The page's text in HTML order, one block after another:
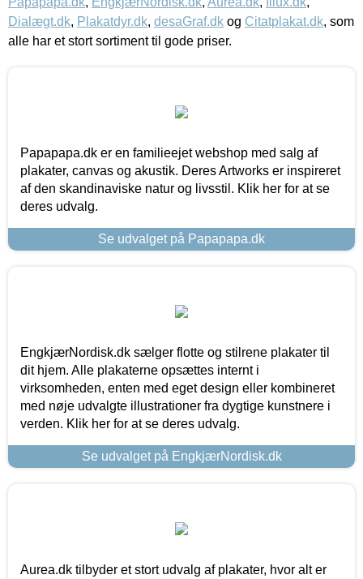
Dialægt.dk, Plakatdyr.dk, desaGraf.dk og Citatplakat.dk, som
alle har et stort sortiment til gode priser.
Papapapa.dk er en familieejet webshop med salg af
plakater, canvas og akustik. Deres Artworks er inspireret
af den skandinaviske natur og livsstil. Klik her for at se
deres udvalg.
Se udvalget på Papapapa.dk
EngkjærNordisk.dk sælger flotte og stilrene plakater til
dit hjem. Alle plakaterne opsættes internt i
virksomheden, enten med eget design eller kombineret
med nøje udvalgte illustrationer fra dygtige kunstnere i
verden. Klik her for at se deres udvalg.
Se udvalget på EngkjærNordisk.dk
Aurea.dk tilbyder et stort udvalg af plakater, hvor alt er